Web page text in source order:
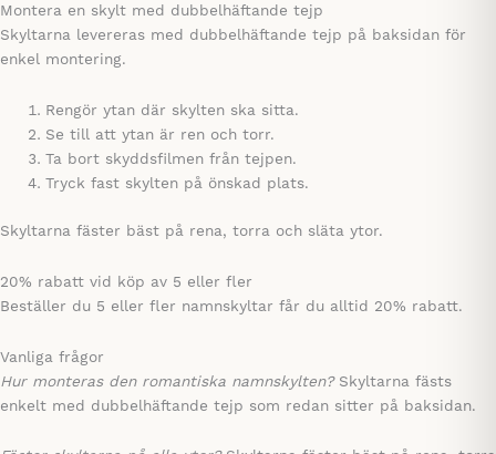
Montera en skylt med dubbelhäftande tejp
Skyltarna levereras med dubbelhäftande tejp på baksidan för
enkel montering.
Rengör ytan där skylten ska sitta.
Se till att ytan är ren och torr.
Ta bort skyddsfilmen från tejpen.
Tryck fast skylten på önskad plats.
Skyltarna fäster bäst på rena, torra och släta ytor.
20% rabatt vid köp av 5 eller fler
Beställer du 5 eller fler namnskyltar får du alltid 20% rabatt.
Vanliga frågor
Hur monteras den romantiska namnskylten? Skyltarna fästs
enkelt med dubbelhäftande tejp som redan sitter på baksidan.